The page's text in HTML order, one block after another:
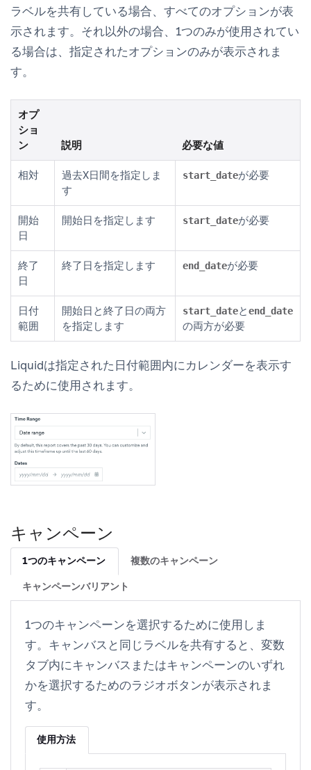
ラベルを共有している場合、すべてのオプションが表
示されます。それ以外の場合、1つのみが使用されてい
る場合は、指定されたオプションのみが表示されま
す。
オプ
ショ
ン
説明 必要な値
相対
過去X日間を指定しま
す
start_dateが必要
開始
日
開始日を指定します start_dateが必要
終了
日
終了日を指定します end_dateが必要
日付
範囲
開始日と終了日の両方
を指定します
start_dateとend_date
の両方が必要
Liquidは指定された日付範囲内にカレンダーを表示す
るために使用されます。
キャンペーン
1つのキャンペーン 複数のキャンペーン
キャンペーンバリアント
1つのキャンペーンを選択するために使用しま
す。キャンバスと同じラベルを共有すると、 変数
タブ内にキャンバスまたはキャンペーンのいずれ
かを選択するためのラジオボタンが表示されま
す。
使用方法